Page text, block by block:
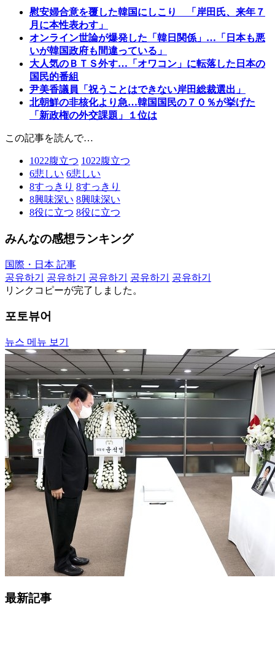
慰安婦合意を覆した韓国にしこり 「岸田氏、来年７
月に本性表わす」
オンライン世論が爆発した「韓日関係」…「日本も悪
いが韓国政府も間違っている」
大人気のＢＴＳ外す…「オワコン」に転落した日本の
国民的番組
尹美香議員「祝うことはできない岸田総裁選出」
北朝鮮の非核化より急…韓国国民の７０％が挙げた
「新政権の外交課題」１位は
この記事を読んで…
1022腹立つ 1022腹立つ
6悲しい 6悲しい
8すっきり 8すっきり
8興味深い 8興味深い
8役に立つ 8役に立つ
みんなの感想ランキング
国際・日本 記事
공유하기
공유하기 공유하기 공유하기
공유하기
リンクコピーが完了しました。
포토뷰어
뉴스 메뉴 보기
最新記事